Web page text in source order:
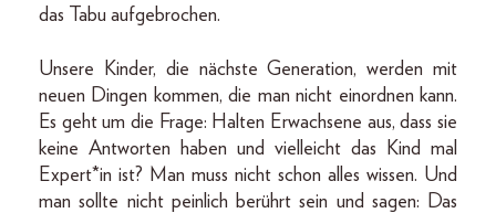
das Tabu aufgebrochen.
Unsere Kinder, die nächste Generation, werden mit
neuen Dingen kommen, die man nicht einordnen kann.
Es geht um die Frage: Halten Erwachsene aus, dass sie
keine Antworten haben und vielleicht das Kind mal
Expert*in ist? Man muss nicht schon alles wissen. Und
man sollte nicht peinlich berührt sein und sagen: Das